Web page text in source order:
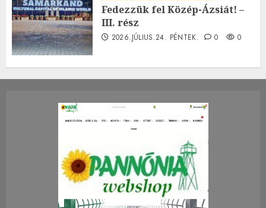
Fedezzük fel Közép-Ázsiát! –
III. rész
2026.JÚLIUS.24. PÉNTEK. 0 0